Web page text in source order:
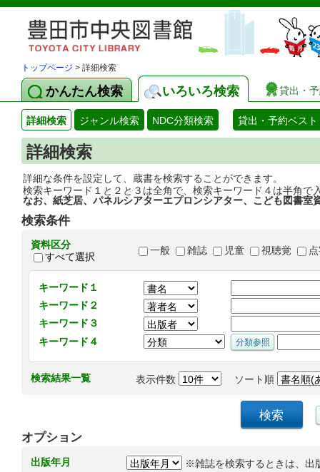
トップページ > 詳細検索
かんたん検索 いろいろ検索 貸出・
詳細検索 ジャンル検索 NDC分類検索 貸出・予約ベスト
詳細検索
詳細な条件を設定して、蔵書を検索することができます。
検索キーワード１と２と３は全角で、検索キーワード４は半角で
なお、紙芝居、パネルシアターエプロンシアター、こども図書室
検索条件
資料区分
すべて選択
一般 雑誌 児童 視聴覚
キーワード１
キーワード２
キーワード３
キーワード４
検索結果一覧 表示件数 ソート順
オプション
出版年月
※雑誌を検索するときは、出